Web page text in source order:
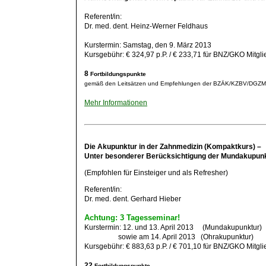
Referent/in:
Dr. med. dent. Heinz-Werner Feldhaus
Kurstermin: Samstag, den 9. März 2013
Kursgebühr: € 324,97 p.P. / € 233,71 für BNZ/GKO
8 Fortbildungspunkte
gemäß den Leitsätzen und Empfehlungen der BZÄK/KZBV/
Mehr Informationen
Die Akupunktur in der Zahnmedizin (Kompaktkurs) –
Unter besonderer Berücksichtigung der
(Empfohlen für Einsteiger und als Refresher)
Referent/in:
Dr. med. dent. Gerhard Hieber
Achtung: 3 Tagesseminar!
Kurstermin: 12. und 13. April 2013 (Mundakupunktur)
sowie am 14. April 2013 (Ohrakupunktur)
Kursgebühr: € 883,63 p.P. / € 701,10 für BNZ/GKO